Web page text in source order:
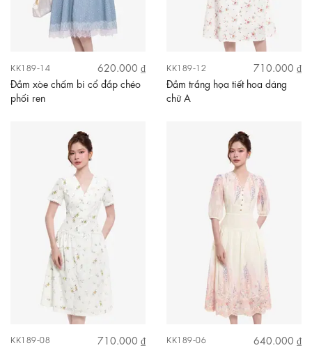
KK189-14
620.000 ₫
Đầm xòe chấm bi cổ đắp chéo
phối ren
KK189-12
710.000 ₫
Đầm trắng họa tiết hoa dáng
chữ A
KK189-08
710.000 ₫
KK189-06
640.000 ₫